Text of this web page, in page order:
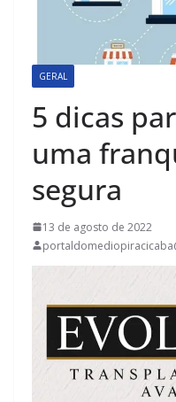
GERAL
5 dicas
uma
segura
13 de agosto de 2022